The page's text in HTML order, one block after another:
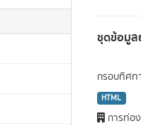
ชุดข้อมูล
กรอบทิศท
HTML
การท่อง